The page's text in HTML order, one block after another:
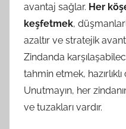
avantaj sağlar. Her
keşfetmek,
azaltır ve stratejik
Zindanda
tahmin etmek, hazırlıklı
Unutmayın, her
ve tuzakları vardır.